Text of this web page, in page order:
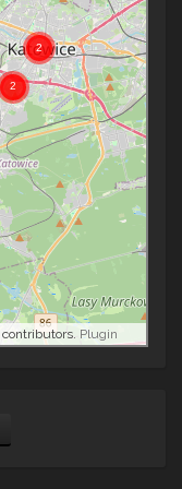
contributors. Plugin